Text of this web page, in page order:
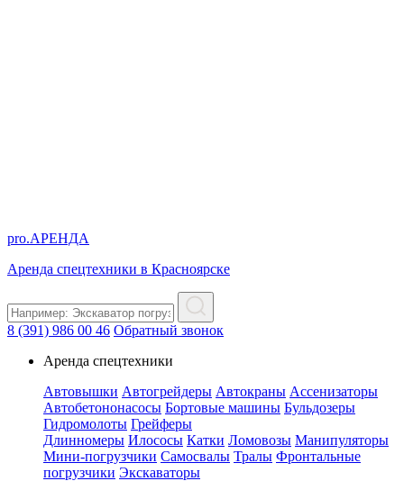
pro.АРЕНДА
Аренда спецтехники в Красноярске
8 (391) 986 00 46 Обратный звонок
Аренда спецтехники
Автовышки Автогрейдеры Автокраны Ассенизаторы
Автобетононасосы Бортовые машины Бульдозеры
Гидромолоты Грейферы
Длинномеры Илососы Катки Ломовозы Манипуляторы
Мини-погрузчики Самосвалы Тралы Фронтальные
погрузчики Экскаваторы